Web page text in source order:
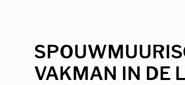
VAKMAN IN DE